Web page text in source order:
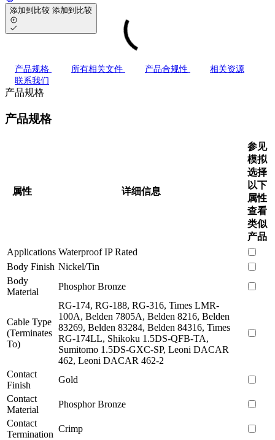
添加到比较 添加到比较
产品规格 所有相关文件 产品合规性
相关资源
联系我们
产品规格
产品规格
属性 详细信息
参见
模拟
选择
以下
属性
查看
类似
产品
Applications Waterproof IP Rated
Body Finish Nickel/Tin
Body
Material
Phosphor Bronze
Cable Type
(Terminates
To)
RG-174, RG-188, RG-316, Times LMR-
100A, Belden 7805A, Belden 8216, Belden
83269, Belden 83284, Belden 84316, Times
RG-174LL, Shikoku 1.5DS-QFB-TA,
Sumitomo 1.5DS-GXC-SP, Leoni DACAR
462, Leoni DACAR 462-2
Contact
Finish
Gold
Contact
Material
Phosphor Bronze
Contact
Termination
Crimp